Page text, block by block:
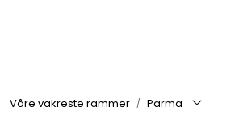
Våre vakreste rammer Parma
Passepartout